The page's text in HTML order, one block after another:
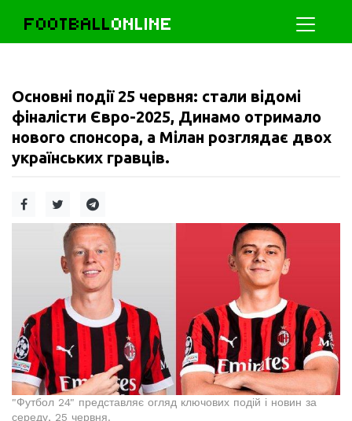
FOOTBALLONLINE
Основні події 25 червня: стали відомі
фіналісти Євро-2025, Динамо отримало
нового спонсора, а Мілан розглядає двох
українських гравців.
"Футбол 24" представляє огляд ключових подій і новин за
середу, 25 червня.